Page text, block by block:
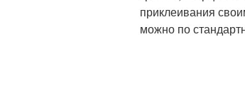
приклеивания
можно по